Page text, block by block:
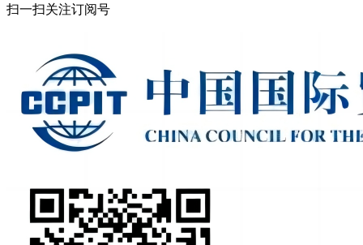
扫一扫关注订阅号